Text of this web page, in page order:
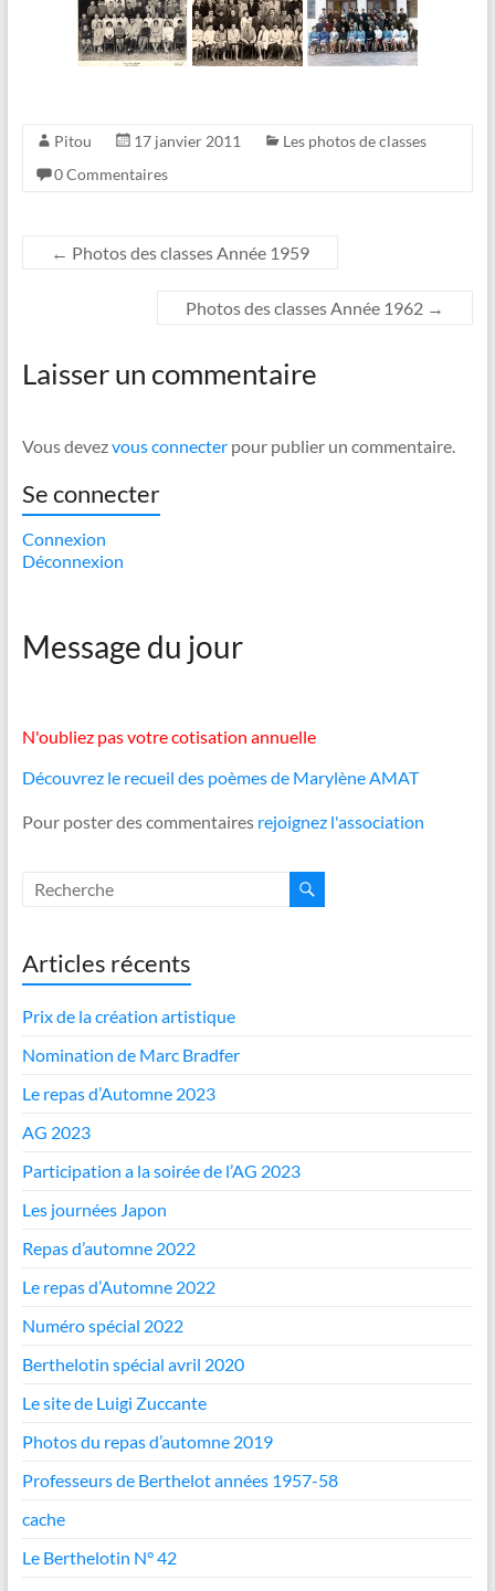
Pitou 17 janvier 2011
Les photos de classes
0 Commentaires
← Photos des classes Année 1959
Photos des classes Année 1962 →
Laisser un commentaire
Vous devezvous connecterpour publier un commentaire.
Se connecter
Connexion
Déconnexion
Message du jour
N'oubliez pas votre cotisation annuelle
Découvrez le recueil des poèmes de Marylène AMAT
Pour poster des commentaires rejoignez l'association
Articles récents
Prix de la création artistique
Nomination de Marc Bradfer
Le repas d’Automne 2023
AG 2023
Participation a la soirée de l’AG 2023
Les journées Japon
Repas d’automne 2022
Le repas d’Automne 2022
Numéro spécial 2022
Berthelotin spécial avril 2020
Le site de Luigi Zuccante
Photos du repas d’automne 2019
Professeurs de Berthelot années 1957-58
cache
Le Berthelotin N° 42